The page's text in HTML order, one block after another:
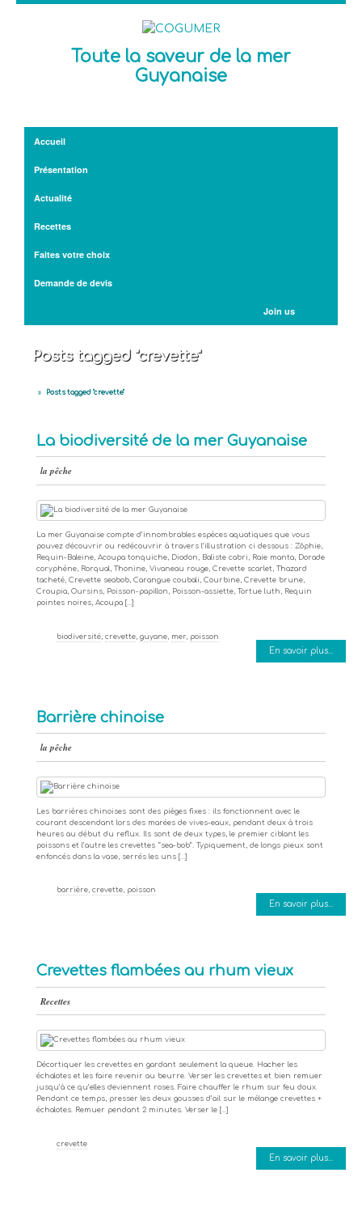
Toute la saveur de la mer
Guyanaise
Accueil
Présentation
Actualité
Recettes
Faites votre choix
Demande de devis
Join us
Posts tagged "crevette"
» Posts tagged "crevette"
La biodiversité de la mer Guyanaise
la pêche
La mer Guyanaise compte d’innombrables espèces aquatiques que vous
pouvez découvrir ou redécouvrir à travers l’illustration ci dessous : Zôphie,
Requin-Baleine, Acoupa tonquiche, Diodon, Baliste cabri, Raie manta, Dorade
coryphène, Rorqual, Thonine, Vivaneau rouge, Crevette scarlet, Thazard
tacheté, Crevette seabob, Carangue coubali, Courbine, Crevette brune,
Croupia, Oursins, Poisson-papillon, Poisson-assiette, Tortue luth, Requin
pointes noires, Acoupa […]
En savoir plus...
biodiversité crevette guyane mer poisson
Barrière chinoise
la pêche
Les barrières chinoises sont des pièges fixes : ils fonctionnent avec le
courant descendant lors des marées de vives-eaux, pendant deux à trois
heures au début du reflux. Ils sont de deux types, le premier ciblant les
poissons et l’autre les crevettes “sea-bob”. Typiquement, de longs pieux sont
enfoncés dans la vase, serrés les uns […]
En savoir plus...
barrière, crevette, poisson
Crevettes flambées au rhum vieux
Recettes
Décortiquer les crevettes en gardant seulement la queue. Hacher les
échalotes et les faire revenir au beurre. Verser les crevettes et bien remuer
jusqu’à ce qu’elles deviennent roses. Faire chauffer le rhum sur feu doux.
Pendant ce temps, presser les deux gousses d’ail sur le mélange crevettes +
échalotes. Remuer pendant 2 minutes. Verser le […]
En savoir plus...
crevette